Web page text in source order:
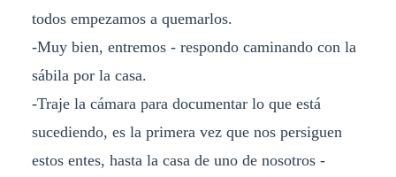
todos empezamos a quemarlos.
-Muy bien, entremos - respondo caminando con la
sábila por la casa.
-Traje la cámara para documentar lo que está
sucediendo, es la primera vez que nos persiguen
estos entes, hasta la casa de uno de nosotros -